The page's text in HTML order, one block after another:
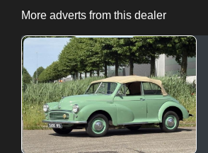
More adverts from this dealer